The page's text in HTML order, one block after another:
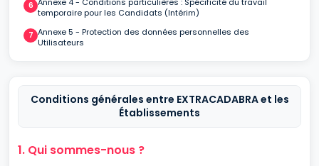
temporaire pour les Candidats (Intérim)
Annexe 5 - Protection des données personnelles des
Utilisateurs
Conditions générales entre EXTRACADABRA et les
Établissements
1. Qui sommes-nous ?